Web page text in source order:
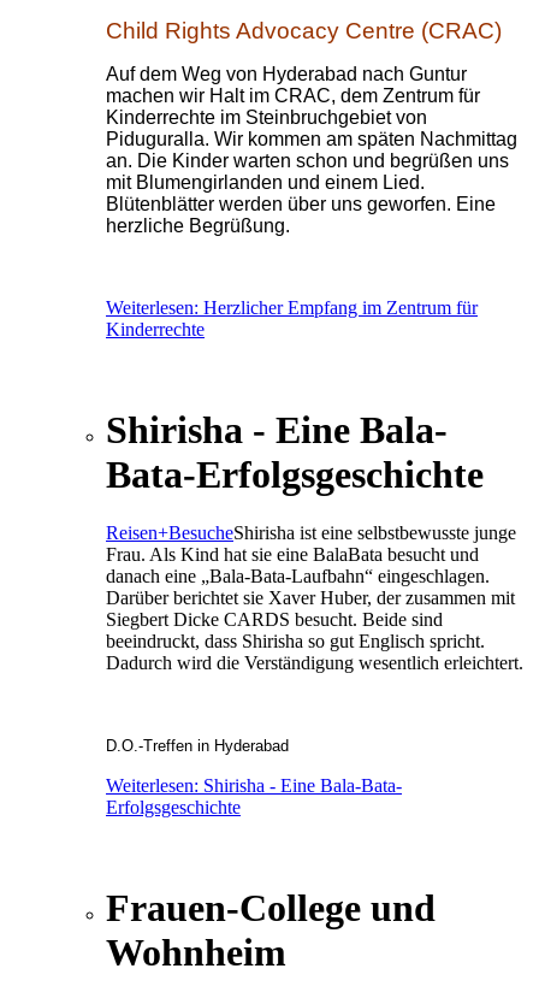
Child Rights Advocacy Centre (CRAC)
Auf dem Weg von Hyderabad nach Guntur
machen wir Halt im CRAC, dem Zentrum für
Kinderrechte im Steinbruchgebiet von
Piduguralla. Wir kommen am späten Nachmittag
an. Die Kinder warten schon und begrüßen uns
mit Blumengirlanden und einem Lied.
Blütenblätter werden über uns geworfen. Eine
herzliche Begrüßung.
Weiterlesen: Herzlicher Empfang im Zentrum für
Kinderrechte
Shirisha - Eine Bala-
Bata-Erfolgsgeschichte
Reisen+BesucheShirisha ist eine selbstbewusste junge
Frau. Als Kind hat sie eine BalaBata besucht und
danach eine „Bala-Bata-Laufbahn“ eingeschlagen.
Darüber berichtet sie Xaver Huber, der zusammen mit
Siegbert Dicke CARDS besucht. Beide sind
beeindruckt, dass Shirisha so gut Englisch spricht.
Dadurch wird die Verständigung wesentlich erleichtert.
D.O.-Treffen in Hyderabad
Weiterlesen: Shirisha - Eine Bala-Bata-
Erfolgsgeschichte
Frauen-College und
Wohnheim